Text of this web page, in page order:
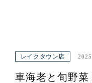
レイクタウン店
車海老と旬野